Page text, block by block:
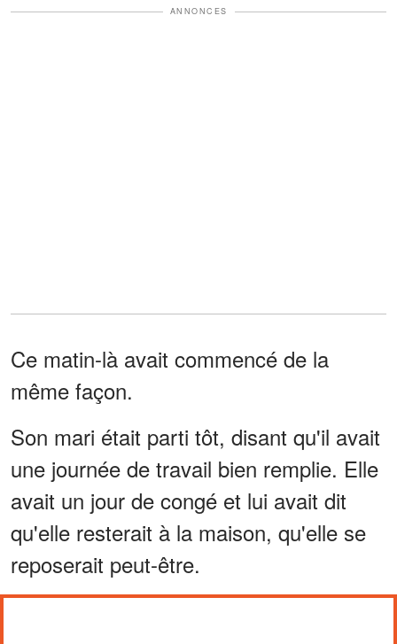
ANNONCES
Ce matin-là avait commencé de la
même façon.
Son mari était parti tôt, disant qu'il avait
une journée de travail bien remplie. Elle
avait un jour de congé et lui avait dit
qu'elle resterait à la maison, qu'elle se
reposerait peut-être.